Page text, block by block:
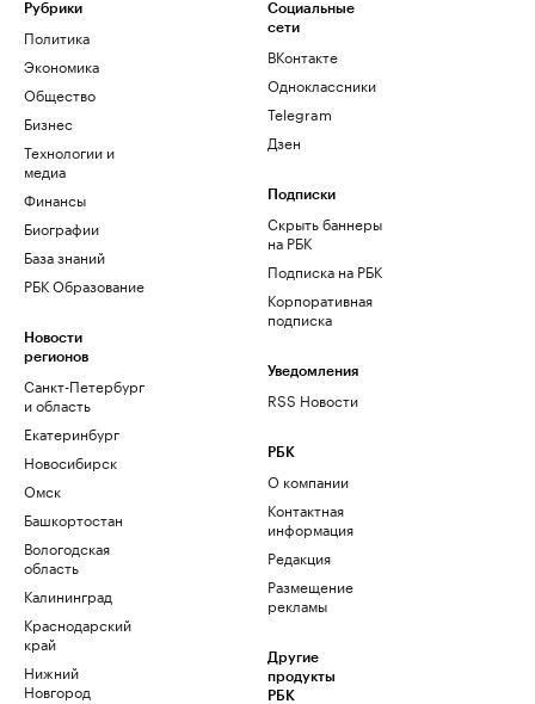
Рубрики
Политика
Экономика
Общество
Бизнес
Технологии и
медиа
Финансы
Биографии
База знаний
РБК Образование
Новости
регионов
Санкт-Петербург
и область
Екатеринбург
Новосибирск
Омск
Башкортостан
Вологодская
область
Калининград
Краснодарский
край
Нижний
Новгород
Социальные
сети
ВКонтакте
Одноклассники
Telegram
Дзен
Подписки
Скрыть баннеры
на РБК
Подписка на РБК
Корпоративная
подписка
Уведомления
RSS Новости
РБК
О компании
Контактная
информация
Редакция
Размещение
рекламы
Другие
продукты
РБК